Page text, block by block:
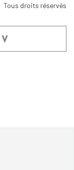
Tous droits réservés